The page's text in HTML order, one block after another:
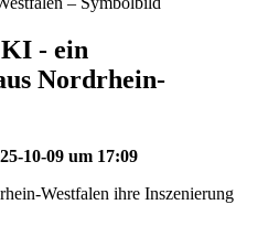
- ein
Nordrhein-
10-09 um 17:09
Westfalen ihre Inszenierung